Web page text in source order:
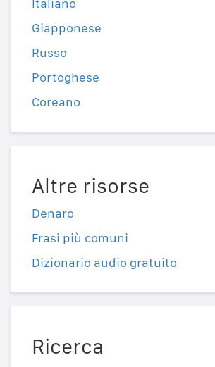
Italiano
Giapponese
Russo
Portoghese
Coreano
Altre risorse
Denaro
Frasi più comuni
Dizionario audio gratuito
Ricerca